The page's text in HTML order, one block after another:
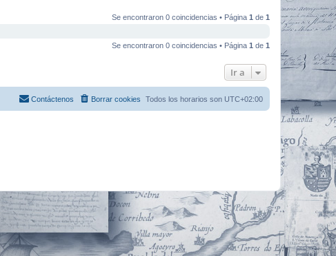
Se encontraron 0 coincidencias • Página 1 de 1
Se encontraron 0 coincidencias • Página 1 de 1
Ir a
Todos los horarios son UTC+02:00
Borrar cookies
Contáctenos